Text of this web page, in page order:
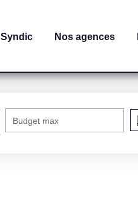
Syndic Nos agences
Budget max